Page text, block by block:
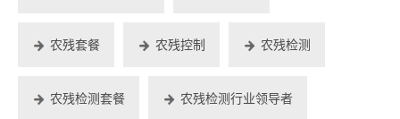
农残套餐 农残控制 农残检测
农残检测套餐 农残检测行业领导者